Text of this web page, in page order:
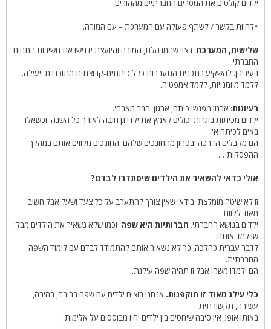
ילדים קולטים את המסרים החברתיים מההורים.
*להיות בקשר / לשתף פעולה עם המערכת – עם המורה.
שלישית, המערכת. רצוי שהמנהלת, המורה והיועצת ידגישו את חשיבות התחום
החברתי
בעיניהן. להשקיע בתכנית התערבות כלל כיתתית-קבוצתית מתוכננת ויעילה.
ללמד מיומנויות, ללמד אמפטיה.
רעיונות: ארגון מפגשי כיתה, ארגון 'חבר מארח'.
ילדים מכיתות בוגרות יכולים לאמץ את ילדי גן חובה לאורך כל השנה. וכשאלו
באים לכיתה א'
הם מקבלים הדרכה ובטחון מהחונכים שלהם. החונכים מלווים אותם במהלך
ההפסקות….
אולי כדאי להשאיר את הילדים שיסתדרו לבדם?
זו לא שיטה מומלצת. בודאי שאין צורך להתערב על כל צעד ושעל אבל חשוב
מאוד ללוות
ילדים בנושא החברתי. חברותיות היא שפה. וכמו שלא נשאיר את הילדים מבלי
שנלמד אותם
לדבר עברית כהלכה, כך לא נשאיר אותם להתמודד לבדם עם לימוד השפה
החברתית.
הם ילמדו משהו אבל זו תהיה שפה עילגת.
כלי עילג מאוד זו תוקפנות. אנחנו רוצים ילדים עם שפה ברורה, בהירה,
עשירה, תקשורתית.
באותו אופן, אין סיבה שיחסים בין ילדים יהיו מבוססים על אלימות.